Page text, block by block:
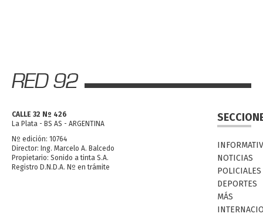
CALLE 32 Nº 426
La Plata - BS AS - ARGENTINA
Nº edición: 10764
Director: Ing. Marcelo A. Balcedo
Propietario: Sonido a tinta S.A.
Registro D.N.D.A. Nº en trámite
NOTICIAS
POLICIALES
DEPORTES
MÁS